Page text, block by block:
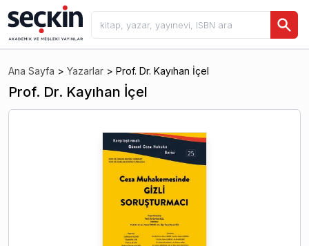
Ana Sayfa > Yazarlar > Prof. Dr. Kayıhan İçel
Prof. Dr. Kayıhan İçel